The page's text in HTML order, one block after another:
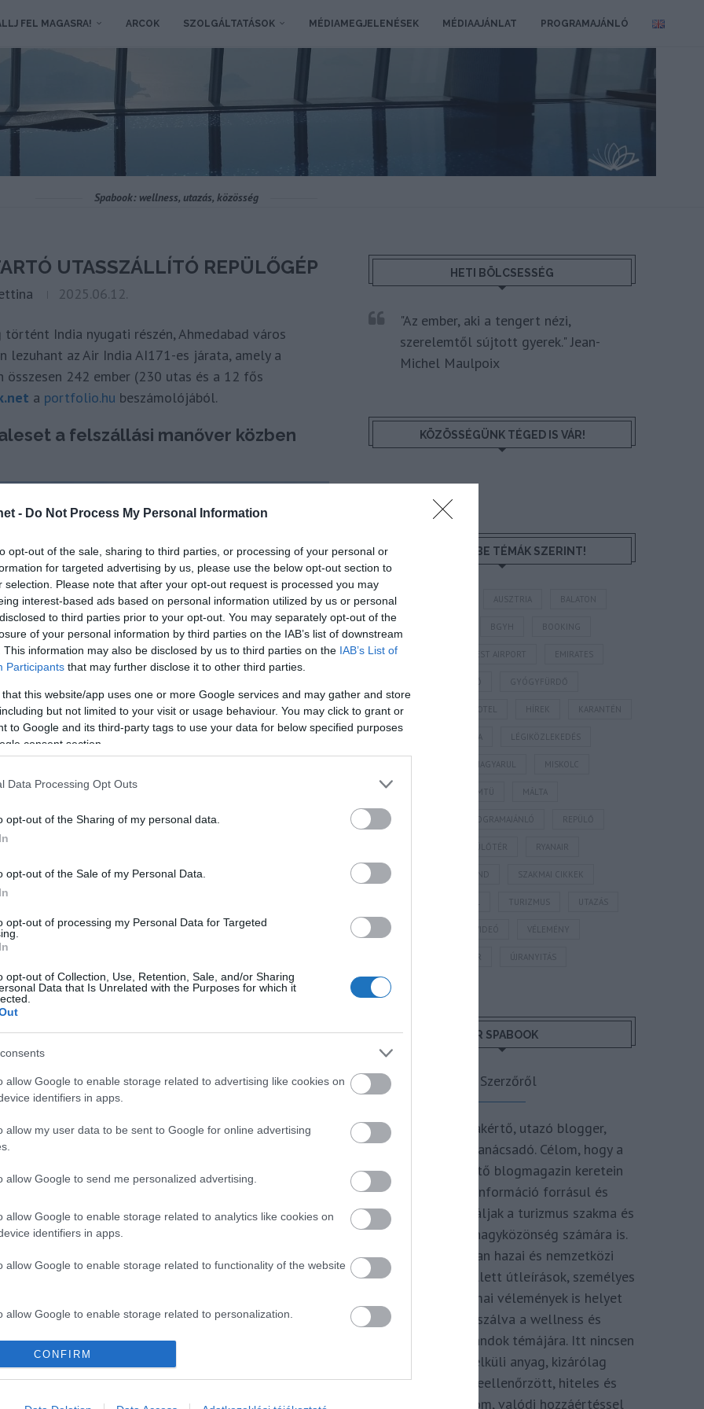
- Do Not Process My Personal Information
opt-out of the sale, sharing to third parties, or processing of your personal or
for targeted advertising by us, please use the below opt-out section to
selection. Please note that after your opt-out request is processed you may
interest-based ads based on personal information utilized by us or personal
to third parties prior to your opt-out. You may separately opt-out of the
of your personal information by third parties on the IAB’s list of downstream
This information may also be disclosed by us to third parties on the IAB’s List of
Participants that may further disclose it to other third parties.
that this website/app uses one or more Google services and may gather and store
but not limited to your visit or usage behaviour. You may click to grant or
to Google and its third-party tags to use your data for below specified purposes
consent section.
Data Processing Opt Outs
opt-out of the Sharing of my personal data.
opt-out of the Sale of my Personal Data.
opt-out of processing my Personal Data for Targeted
opt-out of Collection, Use, Retention, Sale, and/or Sharing
Data that Is Unrelated with the Purposes for which it
allow Google to enable storage related to advertising like cookies on
identifiers in apps.
allow my user data to be sent to Google for online advertising
allow Google to send me personalized advertising.
allow Google to enable storage related to analytics like cookies on
identifiers in apps.
allow Google to enable storage related to functionality of the website
allow Google to enable storage related to personalization.
allow Google to enable storage related to security, including
functionality and fraud prevention, and other user protection.
CONFIRM
FEL MAGASRA! ARCOK SZOLGÁLTATÁSOK MÉDIAMEGJELENÉSEK MÉDIAAJÁNLAT PROGRAMAJÁNLÓ
Spabook: wellness, utazás, közösség
UTASSZÁLLÍTÓ REPÜLŐGÉP
2025.06.12.
India nyugati részén, Ahmedabad város
az Air India AI171-es járata, amely a
242 ember (230 utas és a 12 fős
a portfolio.hu beszámolójából.
a felszállási manőver közben
típusú repülőgép a kifutópályától nem
sűrű, fekete füst borította be.
es járat ma, 2025. június 12-én incidensbe keveredett. Jelenleg
hivatalos weboldalunkon és közösségi felületeinken teszünk
hírét az Air India
mentőalakulatok legalább hét tűzoltóautóval és
területen jelenleg is tart a keresés és a mentés,
hivatalos adatot még nem közöltek.
LONDON REPÜLŐGÉP
HETI BÖLCSESSÉG
"Az ember, aki a tengert nézi,
szerelemtől sújtott gyerek." Jean-
Michel Maulpoix
KÖZÖSSÉGÜNK TÉGED IS VÁR!
NÉZZ KÖRBE TÉMÁK SZERINT!
AIRBNB AUSZTRIA BALATON
BGYH BOOKING
BUDAPEST BUDAPEST AIRPORT EMIRATES
GYÓGYFÜRDŐ
HORVÁTORSZÁG HOTEL HÍREK KARANTÉN
KÍNA LÉGIKÖZLEKEDÉS
MAGYARUL MISKOLC
MISKOLCTAPOLCA MTÜ MÁLTA
OLASZORSZÁG PROGRAMAJÁNLÓ REPÜLŐ
REPÜLŐTÉR RYANAIR
STATISZTIKA STRAND SZAKMAI CIKKEK
TURIZMUS UTAZÁS
VAKCINAÚTLEVÉL VIDEÓ VÉLEMÉNY
WIZZAIR ÚJRANYITÁS
MR SPABOOK
A Szerzőről
Turisztikai szakértő, utazó blogger,
vendégélmény tanácsadó. Célom, hogy a
kategória teremtő blogmagazin keretein
belül hiteles információ forrásul és
inspirációul szolgáljak a turizmus szakma és
az utazni vágyó nagyközönség számára is.
Repertoáromban hazai és nemzetközi
turizmus hírek mellett útleírások, személyes
ajánlók és szakmai vélemények is helyet
kapnak, fókuszálva a wellness és
termálfürdők, strandok témájára. Itt nincsen
hivatkozás nélküli anyag, kizárólag
többszörösen leellenőrzött, hiteles és
minőségi tartalom, valódi hozzáértéssel